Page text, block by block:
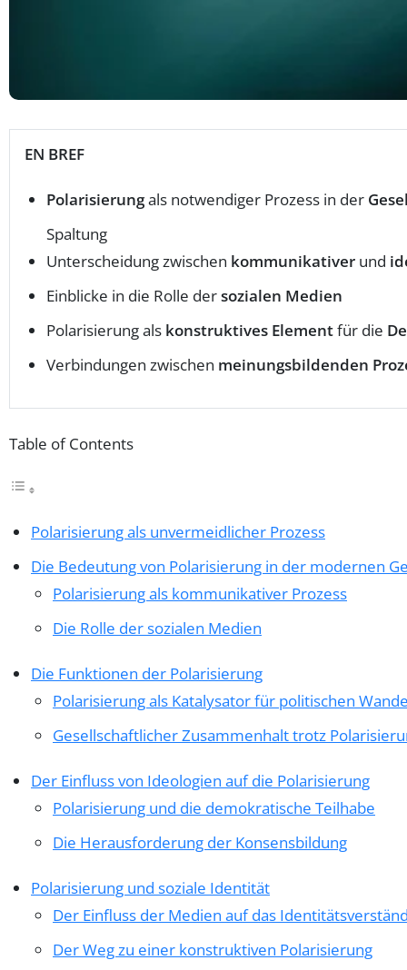
EN BREF
Polarisierungals notwendiger Prozess in der
Spaltung
Unterscheidung zwischen kommunikativer und
Einblicke in die Rolle dersozialen Medien
Polarisierung als konstruktives Elementfür die
Verbindungen zwischen meinungsbildenden
Table of Contents
Polarisierung als unvermeidlicher Prozess
Die Bedeutung von Polarisierung in der modernen
Polarisierung als kommunikativer Prozess
Die Rolle der sozialen Medien
Die Funktionen der Polarisierung
Polarisierung als Katalysator für politischen
Gesellschaftlicher Zusammenhalt trotz
Der Einfluss von Ideologien auf die Polarisierung
Polarisierung und die demokratische Teilhabe
Die Herausforderung der Konsensbildung
Polarisierung und soziale Identität
Der Einfluss der Medien auf das
Der Weg zu einer konstruktiven Polarisierung